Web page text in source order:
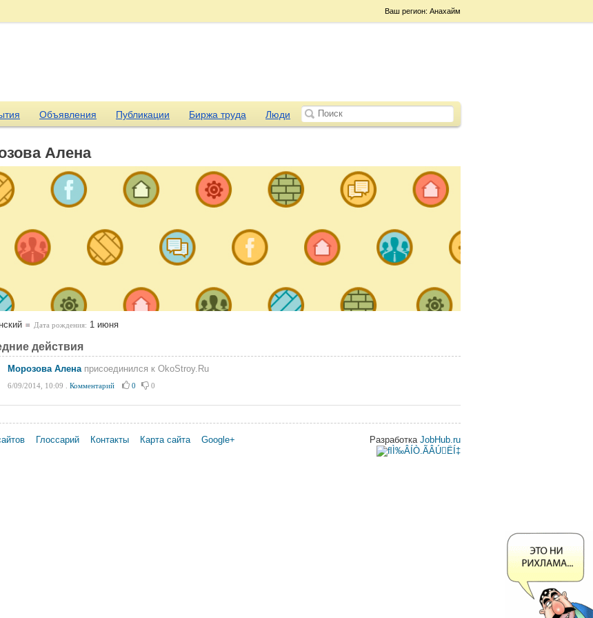
Ваш регион: Анахайм
Объявления Публикации Биржа труда Люди
Алена
Дата рождения: 1 июня
действия
Морозова Аленаприсоединился к OkoStroy.Ru
6/09/2014, 10:09 Комментарий 0 0
Глоссарий Контакты Карта сайта Google+ Разработка JobHub.ru